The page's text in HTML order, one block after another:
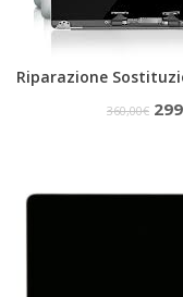
Riparazione
360,00€ Il
era: